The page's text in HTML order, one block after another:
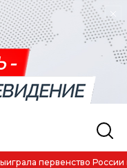
России по лёгкой